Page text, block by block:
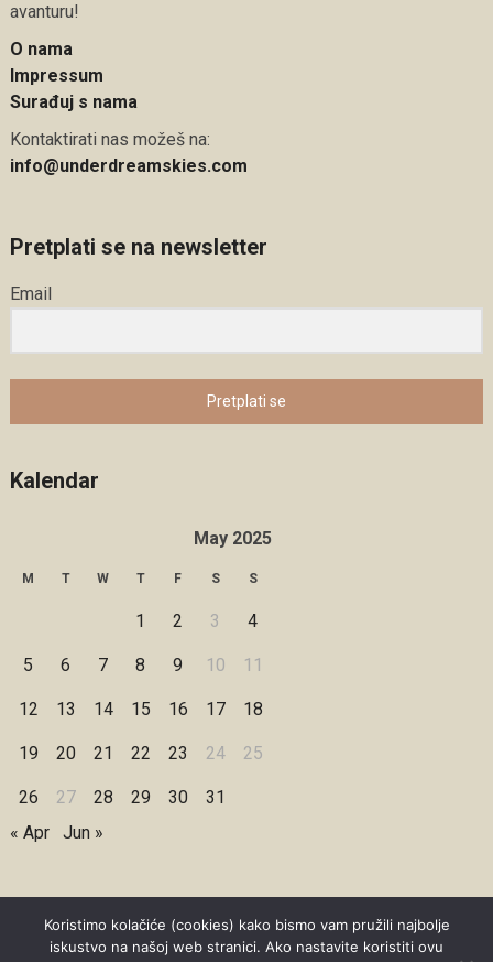
avanturu!
O nama
Impressum
Surađuj s nama
Kontaktirati nas možeš na:
info@underdreamskies.com
Pretplati se na newsletter
Email
Pretplati se
Kalendar
May 2025
M T W T F S S
1 2 3 4
5 6 7 8 9 10 11
12 13 14 15 16 17 18
19 20 21 22 23 24 25
26 27 28 29 30
31
« Apr
Jun »
Copyright © 2026 Under Dreamskies
Koristimo kolačiće (cookies) kako bismo vam pružili najbolje
iskustvo na našoj web stranici. Ako nastavite koristiti ovu